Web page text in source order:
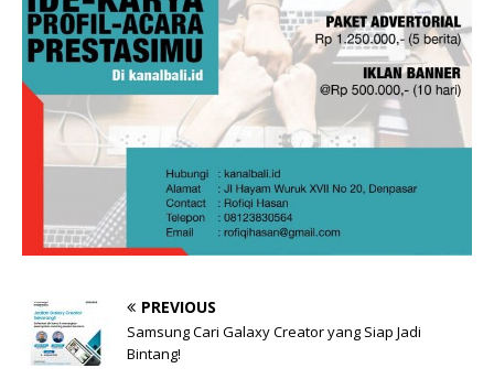
PREVIOUS
Samsung Cari Galaxy Creator yang Siap Jadi
Bintang!